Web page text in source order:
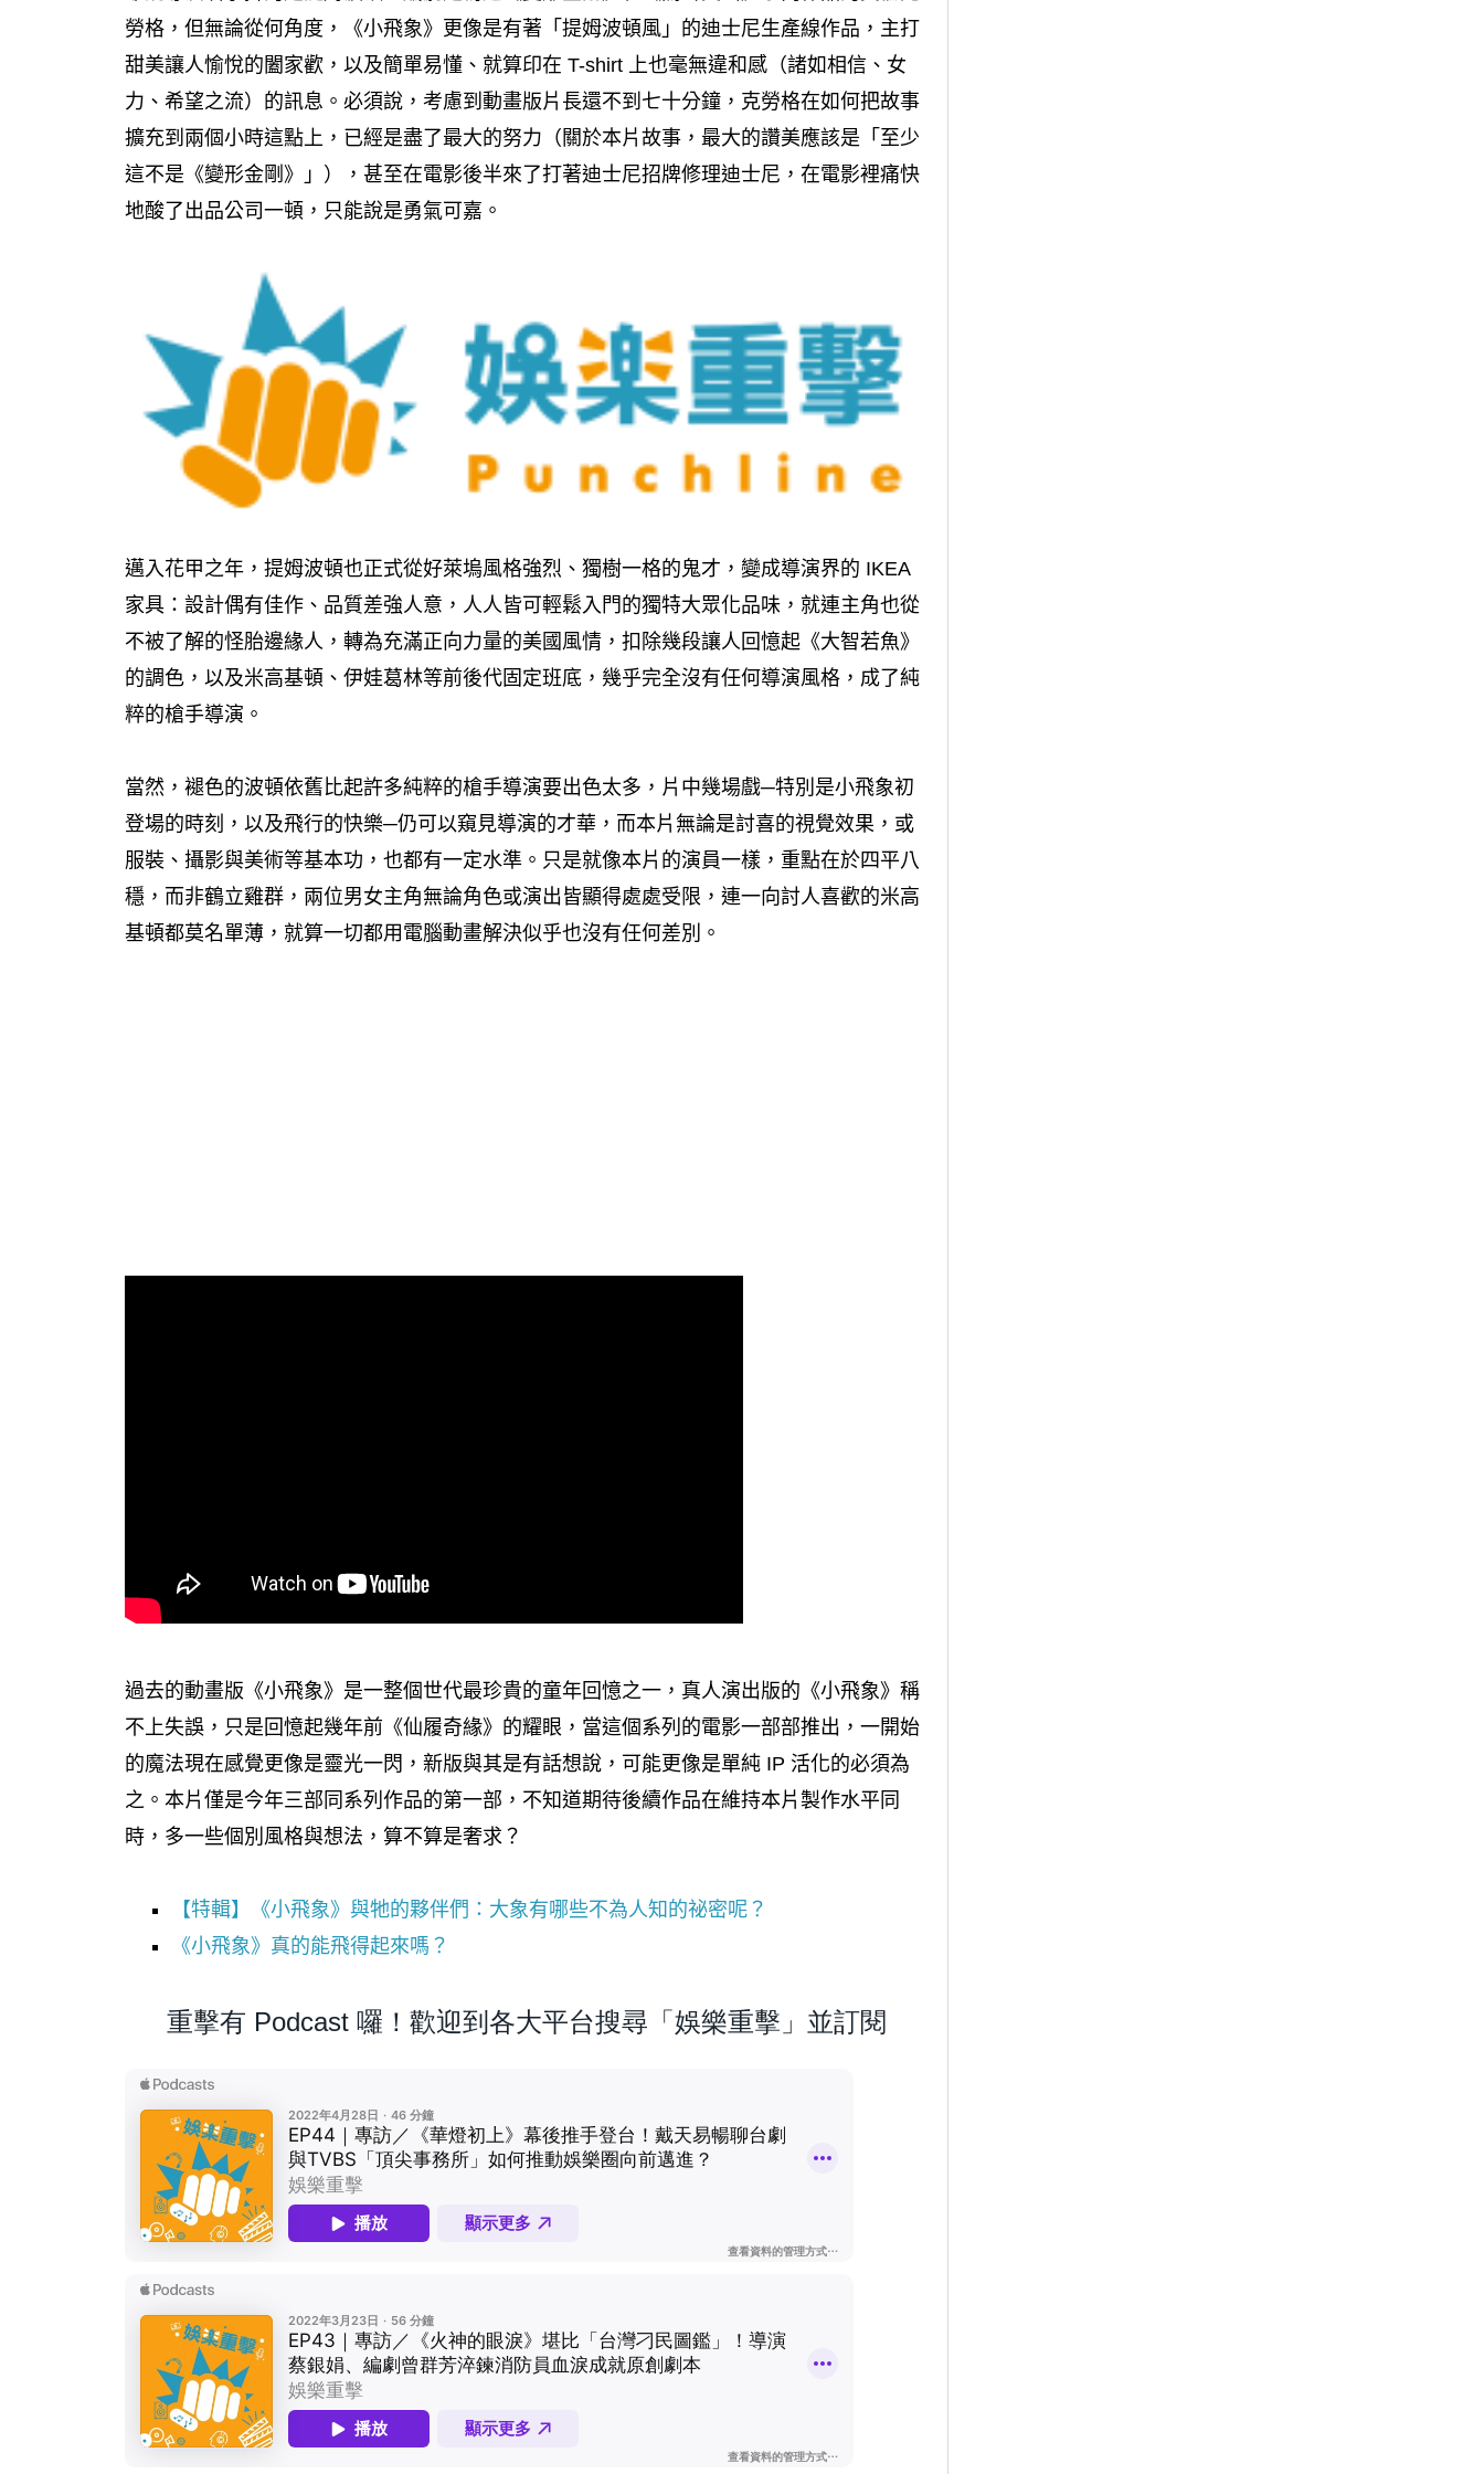
勞格，但無論從何角度，《小飛象》更像是有著「提姆波頓風」的迪士尼生產線作品，主打
甜美讓人愉悅的闔家歡，以及簡單易懂、就算印在 T-shirt 上也毫無違和感（諸如相信、女
力、希望之流）的訊息。必須說，考慮到動畫版片長還不到七十分鐘，克勞格在如何把故事
擴充到兩個小時這點上，已經是盡了最大的努力（關於本片故事，最大的讚美應該是「至少
這不是《變形金剛》」），甚至在電影後半來了打著迪士尼招牌修理迪士尼，在電影裡痛快
地酸了出品公司一頓，只能說是勇氣可嘉。
邁入花甲之年，提姆波頓也正式從好萊塢風格強烈、獨樹一格的鬼才，變成導演界的 IKEA
家具：設計偶有佳作、品質差強人意，人人皆可輕鬆入門的獨特大眾化品味，就連主角也從
不被了解的怪胎邊緣人，轉為充滿正向力量的美國風情，扣除幾段讓人回憶起《大智若魚》
的調色，以及米高基頓、伊娃葛林等前後代固定班底，幾乎完全沒有任何導演風格，成了純
粹的槍手導演。
當然，褪色的波頓依舊比起許多純粹的槍手導演要出色太多，片中幾場戲─特別是小飛象初
登場的時刻，以及飛行的快樂─仍可以窺見導演的才華，而本片無論是討喜的視覺效果，或
服裝、攝影與美術等基本功，也都有一定水準。只是就像本片的演員一樣，重點在於四平八
穩，而非鶴立雞群，兩位男女主角無論角色或演出皆顯得處處受限，連一向討人喜歡的米高
基頓都莫名單薄，就算一切都用電腦動畫解決似乎也沒有任何差別。
過去的動畫版《小飛象》是一整個世代最珍貴的童年回憶之一，真人演出版的《小飛象》稱
不上失誤，只是回憶起幾年前《仙履奇緣》的耀眼，當這個系列的電影一部部推出，一開始
的魔法現在感覺更像是靈光一閃，新版與其是有話想說，可能更像是單純 IP 活化的必須為
之。本片僅是今年三部同系列作品的第一部，不知道期待後續作品在維持本片製作水平同
時，多一些個別風格與想法，算不算是奢求？
【特輯】《小飛象》與牠的夥伴們：大象有哪些不為人知的祕密呢？
《小飛象》真的能飛得起來嗎？
重擊有 Podcast 囉！歡迎到各大平台搜尋「娛樂重擊」並訂閱